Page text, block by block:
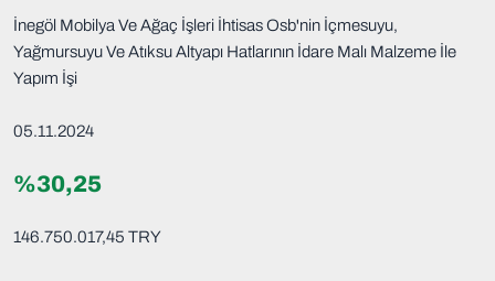
İnegöl Mobilya Ve Ağaç İşleri İhtisas Osb'nin İçmesuyu,
Yağmursuyu Ve Atıksu Altyapı Hatlarının İdare Malı Malzeme İle
Yapım İşi
05.11.2024
%30,25
146.750.017,45 TRY